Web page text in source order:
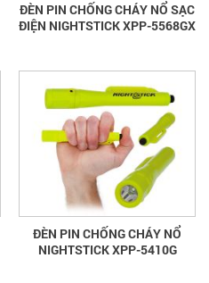
ĐÈN PIN CHỐNG CHÁY NỔ SẠC
ĐIỆN NIGHTSTICK XPP-5568GX
ĐÈN PIN CHỐNG CHÁY NỔ
NIGHTSTICK XPP-5410G